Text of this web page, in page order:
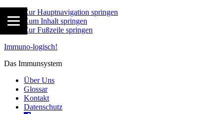
Zur Hauptnavigation springen
Zum Inhalt springen
Zur Fußzeile springen
Immuno-logisch!
Das Immunsystem
Über Uns
Glossar
Kontakt
Datenschutz